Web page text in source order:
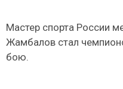
Мастер спорта России
Жамбалов стал
бою.